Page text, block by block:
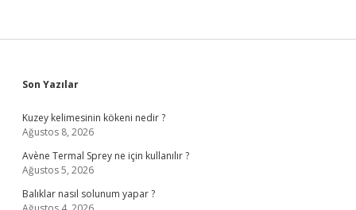
Sidebar
Son Yazılar
Kuzey kelimesinin kökeni nedir ?
Ağustos 8, 2026
Avène Termal Sprey ne için kullanılır ?
Ağustos 5, 2026
Balıklar nasıl solunum yapar ?